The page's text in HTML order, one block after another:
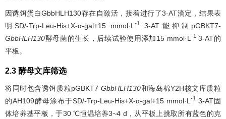
因诱饵蛋白GbbHLH130存在自激活，接着进行了3-AT滴定，结果表
明SD/-Trp-Leu-His+X-α-gal+15 mmol·L-1
3-AT能抑制pGBKT7-
GbbHLH130酵母菌的生长，后续试验使用添加15 mmol·L -1 3-AT的
平板。
2.3 酵母文库筛选
将同时包含诱饵质粒pGBKT7-GbbHLH130和海岛棉Y2H核文库质粒
的AH109酵母涂布于SD/-Trp-Leu-His+X-α-gal+15 mmol·L -1
3-AT固
体培养基平板，于30 ℃恒温培养3~4 d，从平板上挑取所有蓝色的克